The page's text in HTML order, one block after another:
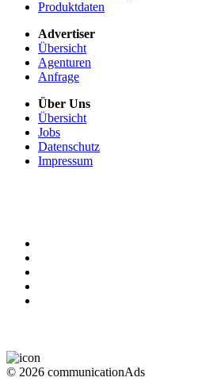
Produktdaten
Advertiser
Übersicht
Agenturen
Anfrage
Über Uns
Übersicht
Jobs
Datenschutz
Impressum
© 2026 communicationAds